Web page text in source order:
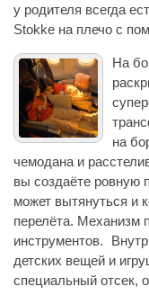
у родителя всегда
Stokke на плечо с
На
на
чемодана и
вы создаёте ровную
может вытянуться и
перелёта. Механизм
инструментов.
детских вещей и
специальный отсек,